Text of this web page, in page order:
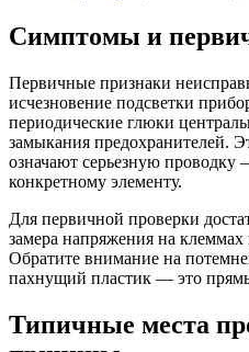
Симптомы и
Первичные признаки
исчезновение подсветки
периодические глюки
замыкания предохранителей.
означают серьезную
конкретному элементу.
Для первичной проверки
замера напряжения на
Обратите внимание на
пахнущий пластик — это
Типичные места